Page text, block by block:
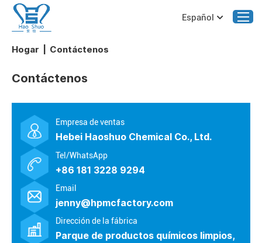
Español
Hogar Contáctenos
Contáctenos
Empresa de ventas
Hebei Haoshuo Chemical Co., Ltd.
Tel/WhatsApp
+86 181 3228 9294
Email
jenny@hpmcfactory.com
Dirección de la fábrica
Parque de productos químicos limpios,